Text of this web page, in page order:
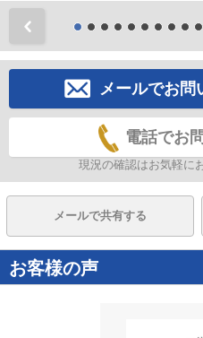
メールでお問
電話でお
現況の確認はお気軽に
メールで共有する
お客様の声